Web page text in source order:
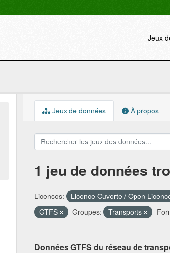
Jeux
Jeux de données À propos
1 jeu de données
Licenses: Licence Ouverte / Open
GTFS
Groupes: Transports
Données GTFS du réseau de